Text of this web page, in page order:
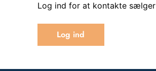
Log ind for at kontakte sælger
Log ind